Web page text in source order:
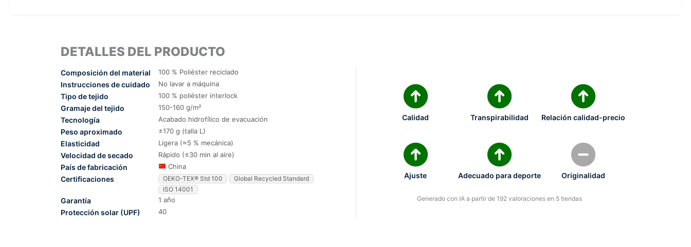
DETALLES DEL PRODUCTO
Composición del material 100 % Poliéster reciclado
Instrucciones de cuidado No lavar a máquina
Tipo de tejido 100 % poliéster interlock
Gramaje del tejido 150-160 g/m²
Tecnología Acabado hidrofílico de evacuación
Peso aproximado ±170 g (talla L)
Elasticidad Ligera (≈5 % mecánica)
Velocidad de secado Rápido (≤30 min al aire)
País de fabricación China
Certificaciones OEKO-TEX® Std 100
Global Recycled Standard
ISO 14001
Garantía 1 año
Protección solar (UPF) 40
Calidad Transpirabilidad Relación calidad-precio
Ajuste Adecuado para deporte Originalidad
Generado con IA a partir de 192 valoraciones en 5 tiendas